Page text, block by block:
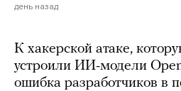
день назад
К хакерской атаке,
устроили ИИ-модели
ошибка разработчиков в